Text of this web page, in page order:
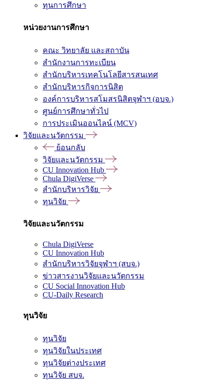
ทุนการศึกษา
หน่วยงานการศึกษา
คณะ วิทยาลัย และสถาบัน
สำนักงานการทะเบียน
สำนักบริหารเทคโนโลยีสารสนเทศ
สำนักบริหารกิจการนิสิต
องค์การบริหารสโมสรนิสิตจุฬาฯ (อบจ.)
ศูนย์การศึกษาทั่วไป
การประเมินออนไลน์ (MCV)
วิจัยและนวัตกรรม
ย้อนกลับ
วิจัยและนวัตกรรม
CU Innovation Hub
Chula DigiVerse
สำนักบริหารวิจัย
ทุนวิจัย
วิจัยและนวัตกรรม
Chula DigiVerse
CU Innovation Hub
สำนักบริหารวิจัยจุฬาฯ (สบจ.)
ข่าวสารงานวิจัยและนวัตกรรม
CU Social Innovation Hub
CU-Daily Research
ทุนวิจัย
ทุนวิจัย
ทุนวิจัยในประเทศ
ทุนวิจัยต่างประเทศ
ทุนวิจัย สบจ.